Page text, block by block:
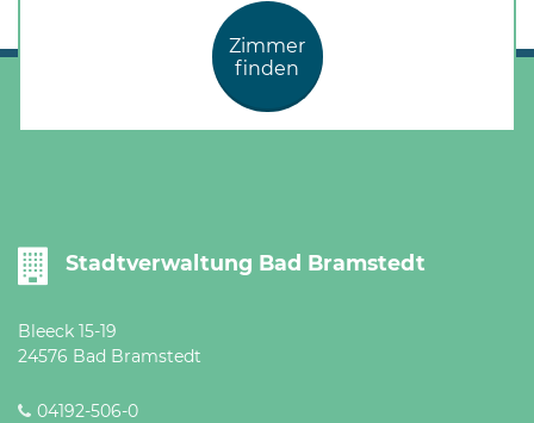
Zimmer
finden
Stadtverwaltung Bad Bramstedt
Bleeck 15-19
24576 Bad Bramstedt
04192-506-0